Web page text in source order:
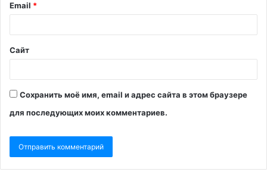
Email *
Сайт
Сохранить моё имя, email и адрес сайта в этом браузере
для последующих моих комментариев.